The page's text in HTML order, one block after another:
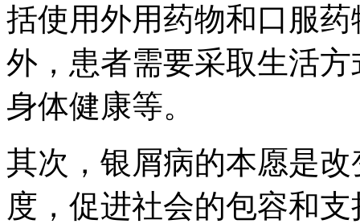
括使用外用药物和口服
外，患者需要采取生活
身体健康等。
其次，银屑病的本愿是
度，促进社会的包容和